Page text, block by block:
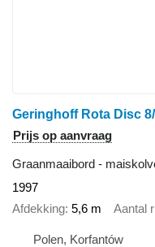
Geringhoff Rota Disc
Prijs op aanvraag
Graanmaaibord -
1997
Afdekking 5,6 m Aantal
Polen, Korfantów